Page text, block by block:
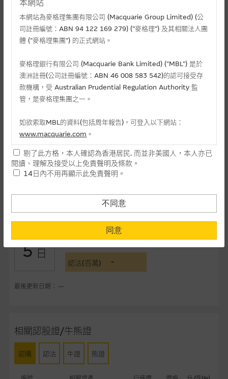
相關文件
相關上市文件
相關資產認股證資金流 (+)資金流入 (-)資金流出
1 認購(百萬) -
認沽(百萬) -
5 日
-
認沽(百萬) -
最後更新日期： --
相關認股證/牛熊證
認購 認沽 牛證 熊證
本網站
本網站為麥格理集團有限公司 (Macquarie Group Limited) (公
司註冊編號：ABN 94 122 169 279) (”麥格理”) 及其相關法人團
體 (”麥格理集團”) 的正式網站。
麥格理銀行有限公司 (Macquarie Bank Limited) ("MBL") 是於
澳洲註冊(公司註冊編號：ABN 46 008 583 542)的認可接受存
款機構，受 Australian Prudential Regulation Authority 監
管，是麥格理集團之一。
如欲索取MBL的資料(包括周年報告)，可登入以下網站：
www.macquarie.com 。
本網站所載資料會隨時更改，而不作另行通知，如閣下欲取麥格
理的資料，可直接聯絡本集團職員。
民使用，並不提供或發售予美國人。本網站內容無意要約或唆使
閣下購買證券、基金單位或其他投資工具(不論在參考條款上或在
其他地方)，但清楚表明上述意圖的個別段落則屬例外。
提供網站內容的基準 – 使用時請考慮個人風險
網站內容來自我們在所示日期時認為可靠之來源，且均以真誠提
供。惟麥格理集團並無核實所有網站內容，故就閣下的目的而
言，網站內容可能未必完整或準確。麥格理集團不會，亦沒有義
任何指示價格報價、公開資料或分析是基於我們相信的假設及參
數而預備的，不構成我們提出的意見。所用假設及參數並非唯一
剔了此方格，本人確認為香港居民. 而並非美國人，本人亦已
閱讀、理解及接受以上免責聲明及條款。
14日內不用再顯示此免責聲明。
不同意
同意